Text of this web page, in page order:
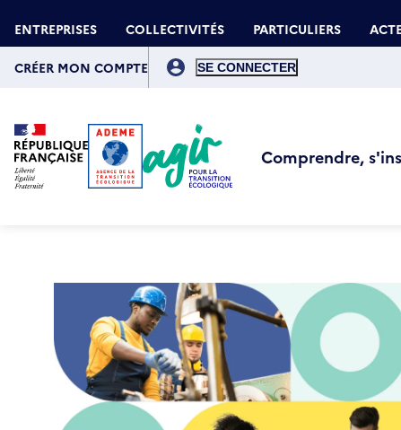
au
contenu
principal
ENTREPRISES COLLECTIVITÉS PARTICULIERS
compte
CRÉER MON COMPTE
Comprendre,